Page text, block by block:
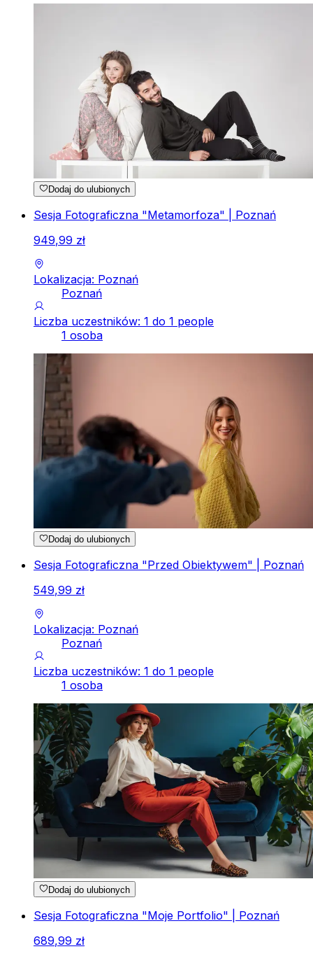
Dodaj do ulubionych
Sesja Fotograficzna "Metamorfoza" | Poznań
949,99 zł
Lokalizacja: Poznań
Poznań
Liczba uczestników: 1 do 1 people
1 osoba
Dodaj do ulubionych
Sesja Fotograficzna "Przed Obiektywem" | Poznań
549,99 zł
Lokalizacja: Poznań
Poznań
Liczba uczestników: 1 do 1 people
1 osoba
Dodaj do ulubionych
Sesja Fotograficzna "Moje Portfolio" | Poznań
689,99 zł